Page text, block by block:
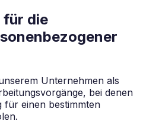
für die
Unternehmen als
bei denen
für einen bestimmten